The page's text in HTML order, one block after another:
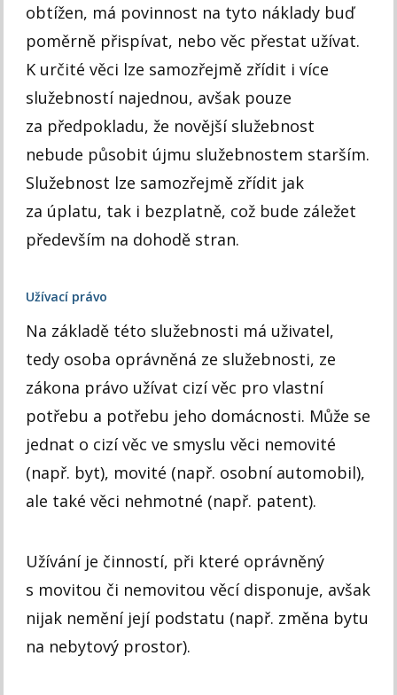
obtížen, má povinnost na tyto náklady buď
poměrně přispívat, nebo věc přestat užívat.
K určité věci lze samozřejmě zřídit i více
služebností najednou, avšak pouze
za předpokladu, že novější služebnost
nebude působit újmu služebnostem starším.
Služebnost lze samozřejmě zřídit jak
za úplatu, tak i bezplatně, což bude záležet
především na dohodě stran.
Užívací právo
Na základě této služebnosti má uživatel,
tedy osoba oprávněná ze služebnosti, ze
zákona právo užívat cizí věc pro vlastní
potřebu a potřebu jeho domácnosti. Může se
jednat o cizí věc ve smyslu věci nemovité
(např. byt), movité (např. osobní automobil),
ale také věci nehmotné (např. patent).
Užívání je činností, při které oprávněný
s movitou či nemovitou věcí disponuje, avšak
nijak nemění její podstatu (např. změna bytu
na nebytový prostor).